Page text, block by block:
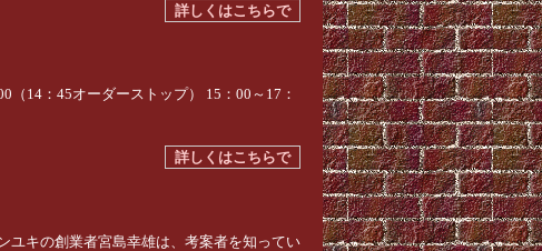
詳しくはこちらで
（14：45オーダーストップ） 15：00～17：
詳しくはこちらで
ユキの創業者宮島幸雄は、考案者を知ってい